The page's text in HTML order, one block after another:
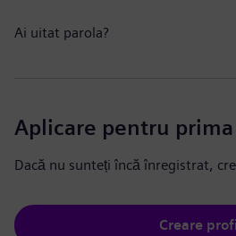
Ai uitat parola?
Aplicare pentru
Dacă nu sunteți încă înregistrat,
Creare